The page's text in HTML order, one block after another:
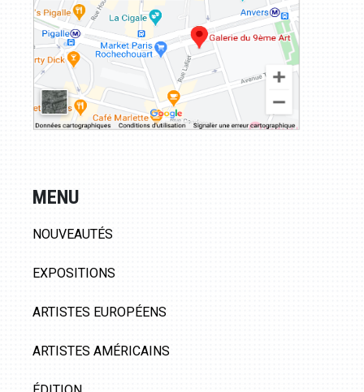
MENU
NOUVEAUTÉS
EXPOSITIONS
ARTISTES EUROPÉENS
ARTISTES AMÉRICAINS